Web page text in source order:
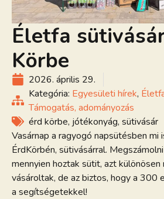
Életfa
Körbe
2026. április 29.
Kategória: Egyesületi hírek,
Támogatás, adományozás
érd körbe, jótékonyág, sütivásár
Vasárnap a ragyogó napsütésben mi
ÉrdKörbén, sütivásárral.
mennyien hoztak sütit, azt különösen
vásároltak, de az biztos, hogy a 300
a segítségetekkel!